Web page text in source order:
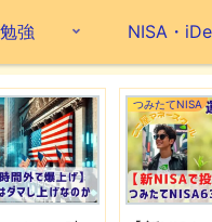
強 NISA・
つみたてNISA